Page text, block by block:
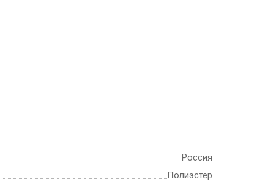
Россия
Полиэстер